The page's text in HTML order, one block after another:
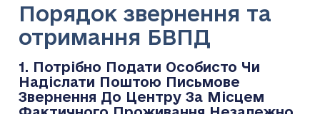
Порядок звернення та
отримання БВПД
1. Потрібно Подати Особисто Чи
Надіслати Поштою Письмове
Звернення До Центру За Місцем